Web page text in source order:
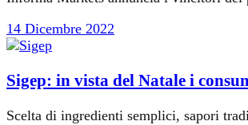
14 Dicembre 2022
Sigep: in vista del Natale i
Scelta di ingredienti semplici, sapori